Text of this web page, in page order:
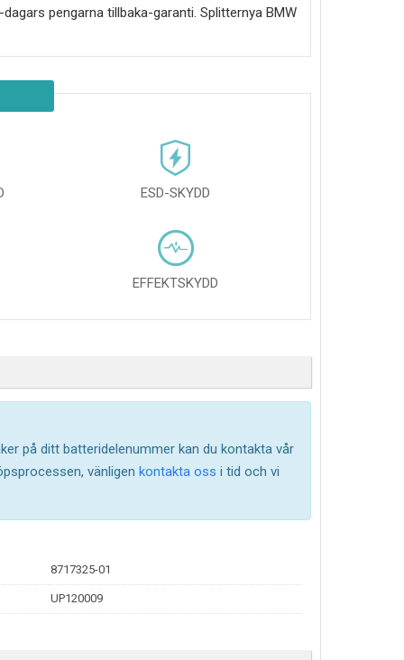
pengarna tillbaka-garanti. Splitternya BMW
ESD-SKYDD
EFFEKTSKYDD
på ditt batteridelenummer kan du kontakta vår
vänligen kontakta oss i tid och vi
8717325-01
UP120009